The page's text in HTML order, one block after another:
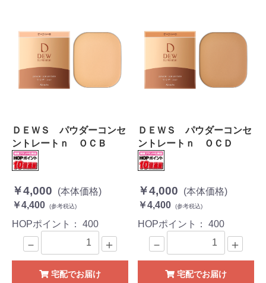
ＤＥＷＳ パウダーコンセ
ントレートｎ ＯＣＢ
￥4,000
(本体価格)
￥4,400
(参考税込)
HOPポイント： 400
－ ＋
宅配でお届け
ＤＥＷＳ パウダーコンセ
ントレートｎ ＯＣＤ
￥4,000
(本体価格)
￥4,400
(参考税込)
HOPポイント： 400
－ ＋
宅配でお届け